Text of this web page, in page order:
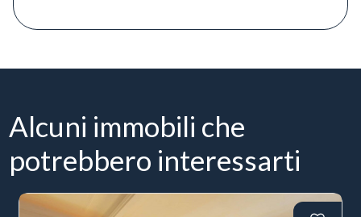
Alcuni immobili che
potrebbero interessarti